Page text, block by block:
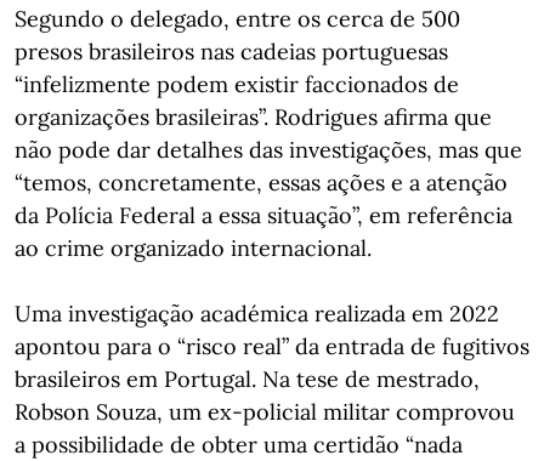
Segundo o delegado, entre os cerca de 500
presos brasileiros nas cadeias portuguesas
“infelizmente podem existir faccionados de
organizações brasileiras”. Rodrigues afirma que
não pode dar detalhes das investigações, mas que
“temos, concretamente, essas ações e a atenção
da Polícia Federal a essa situação”, em referência
ao crime organizado internacional.
Uma investigação académica realizada em 2022
apontou para o “risco real” da entrada de fugitivos
brasileiros em Portugal. Na tese de mestrado,
Robson Souza, um ex-policial militar comprovou
a possibilidade de obter uma certidão “nada